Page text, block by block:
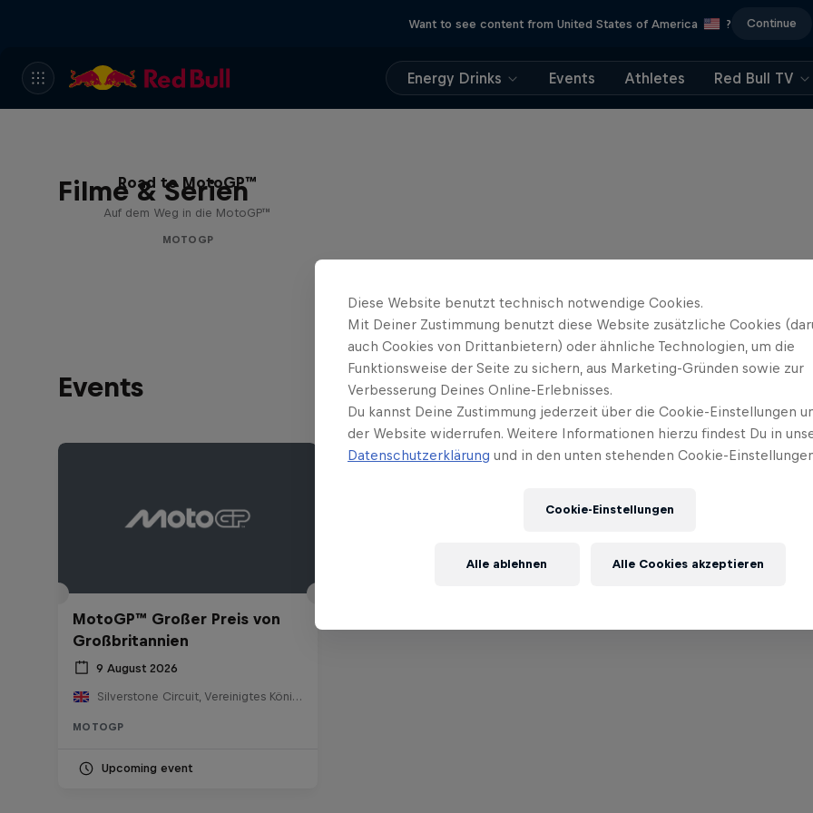
Want to see content from United States of America ? Continue
Energy Drinks Events Athletes Red Bull TV
Filme & Serien
Road to MotoGP™
Auf dem Weg in die MotoGP™
MOTOGP
Events
MotoGP™ Großer Preis von
Großbritannien
9 August 2026
Silverstone Circuit, Vereinigtes Königreich
MOTOGP
Upcoming event
Diese Website benutzt technisch notwendige Cookies.
Mit Deiner Zustimmung benutzt diese Website zusätzliche Cookies
auch Cookies von Drittanbietern) oder ähnliche Technologien, um die
Funktionsweise der Seite zu sichern, aus Marketing-Gründen sowie zur
Verbesserung Deines Online-Erlebnisses.
Du kannst Deine Zustimmung jederzeit über die Cookie-Einstellungen
der Website widerrufen. Weitere Informationen hierzu findest Du in
Datenschutzerklärung und in den unten stehenden Cookie-
Cookie-Einstellungen
Alle ablehnen Alle Cookies akzeptieren